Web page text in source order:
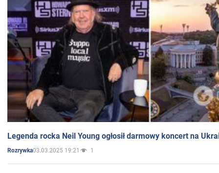
Legenda rocka Neil Young ogłosił darmowy koncert na
Rozrywka03.03.2025 19:21 1